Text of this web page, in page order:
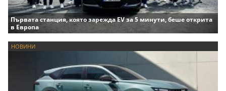
Първата станция, която зарежда EV за 5 минути, беше открита
в Европа
НОВИНИ